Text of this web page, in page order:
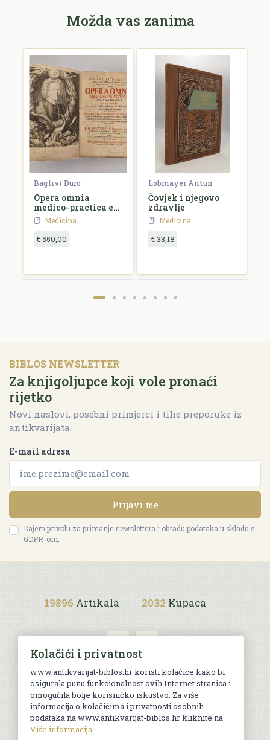
Možda vas zanima
Baglivi Ðuro
Opera omnia
medico-practica et
anatomica
Medicina
€ 550,00
Lobmayer Antun
Čovjek i njegovo
zdravlje
Medicina
€ 33,18
BIBLOS NEWSLETTER
Za knjigoljupce koji vole pronaći
rijetko
Novi naslovi, posebni primjerci i tihe preporuke iz
antikvarijata.
E-mail adresa
Prijavi me
Dajem privolu za primanje newslettera i obradu podataka u skladu s
GDPR-om.
19896 Artikala 2032 Kupaca
Uvjeti kupnje
Kolačići i privatnost
www.antikvarijat-biblos.hr koristi kolačiće kako bi
osigurala punu funkcionalnost ovih Internet stranica i
omogućila bolje korisničko iskustvo. Za više
informacija o kolačićima i privatnosti osobnih
podataka na www.antikvarijat-biblos.hr kliknite na
Više informacija